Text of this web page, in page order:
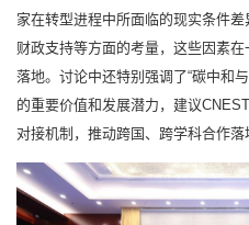
家在转型进程中所面临的现实条件
财政支持等方面的考量，这些因素
落地。讨论中还特别强调了“碳中和
的重要价值和发展潜力，建议
对接机制，推动跨国、跨学科合作落